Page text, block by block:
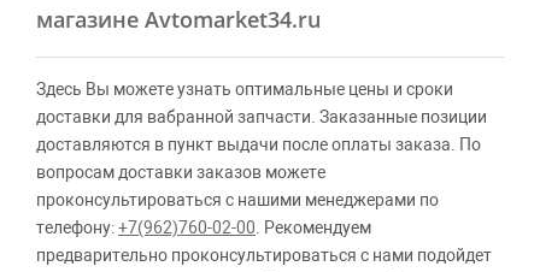
магазине Avtomarket34.ru
Здесь Вы можете узнать оптимальные цены и сроки
доставки для вабранной запчасти. Заказанные позиции
доставляются в пункт выдачи после оплаты заказа. По
вопросам доставки заказов можете
проконсультироваться с нашими менеджерами по
телефону:+7(962)760-02-00 . Рекомендуем
предварительно проконсультироваться с нами подойдет